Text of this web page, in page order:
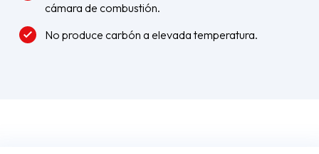
cámara de combustión.
No produce carbón a elevada temperatura.